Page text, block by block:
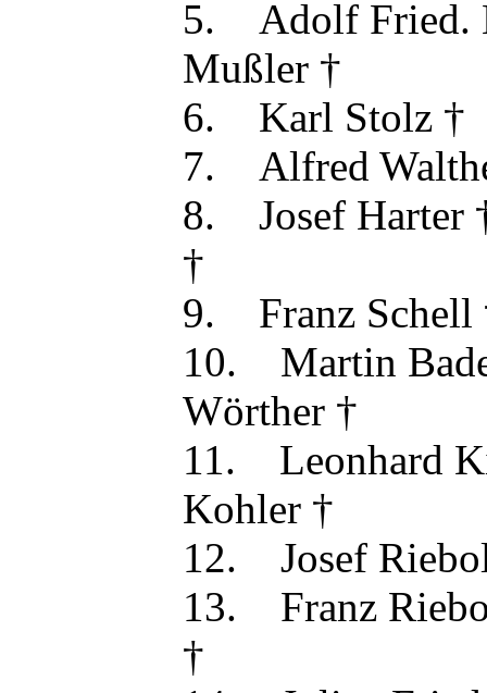
5. Adolf
Mußler †
6. Karl
7. Alfred
8. Josef
†
9. Franz
10. Martin
Wörther †
11.
Kohler †
12. Josef
13. Franz
†